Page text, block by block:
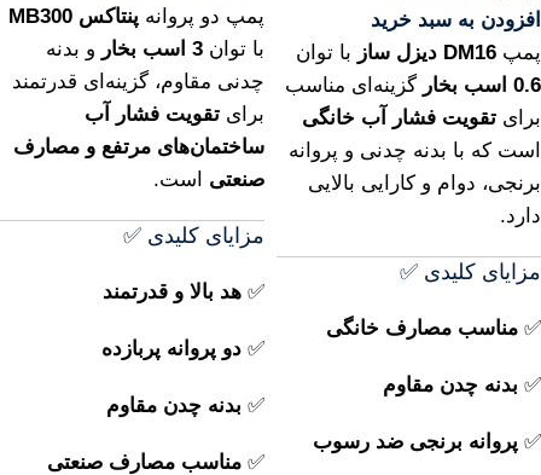
افزودن به سبد خرید
پمپ DM16 دیزل ساز
با توان
0.6 اسب بخار
گزینه‌ای مناسب
برای تقویت فشار آب خانگی
است که با بدنه چدنی و پروانه
برنجی، دوام و کارایی بالایی
دارد.
مزایای کلیدی ✅
✅ مناسب مصارف خانگی
✅ بدنه چدن مقاوم
✅ پروانه برنجی ضد رسوب
پمپ دو پروانه پنتاکس MB300
با توان 3 اسب بخار
و بدنه
چدنی مقاوم، گزینه‌ای قدرتمند
برای تقویت فشار آب
ساختمان‌های مرتفع و مصارف
صنعتی است.
مزایای کلیدی ✅
✅ هد بالا و قدرتمند
✅ دو پروانه پربازده
✅ بدنه چدن مقاوم
✅ مناسب مصارف صنعتی